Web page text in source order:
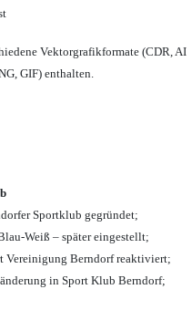
Vektorgrafikformate (CDR, AI
GIF) enthalten.
Sportklub gegründet;
Weiß – später eingestellt;
Vereinigung Berndorf reaktiviert;
in Sport Klub Berndorf;